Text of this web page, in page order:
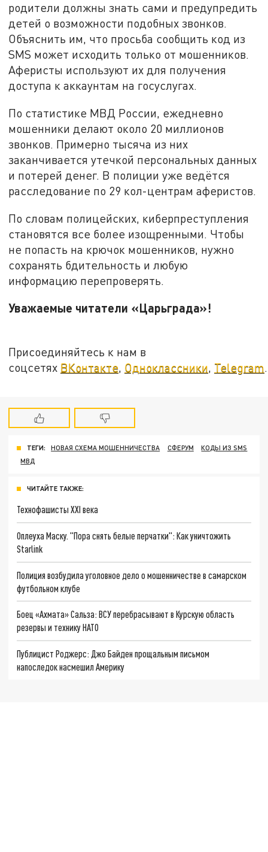
родители должны знать сами и предупредить
детей о возможности подобных звонков.
Объяснить им, что просьба сообщить код из
SMS может исходить только от мошенников.
Аферисты используют их для получения
доступа к аккаунтам на госуслугах.
По статистике МВД России, ежедневно
мошенники делают около 20 миллионов
звонков. Примерно тысяча из них
заканчивается утечкой персональных данных
и потерей денег. В полиции уже ведётся
расследование по 29 кол-центрам аферистов.
По словам полицейских, киберпреступления
становятся все более изощренными. Чтобы
не попасть на крючок мошенников, нужно
сохранять бдительность и любую
информацию перепроверять.
Уважаемые читатели «Царьграда»!
Присоединяйтесь к нам в
соцсетях ВКонтакте, Одноклассники, Telegram.
ТЕГИ: НОВАЯ СХЕМА МОШЕННИЧЕСТВА СФЕРУМ
КОДЫ ИЗ SMS
МВД
ЧИТАЙТЕ ТАКЖЕ:
Технофашисты XXI века
Оплеуха Маску. "Пора снять белые перчатки": Как уничтожить
Starlink
Полиция возбудила уголовное дело о мошенничестве в самарском
футбольном клубе
Боец «Ахмата» Сальза: ВСУ перебрасывают в Курскую область
резервы и технику НАТО
Публицист Роджерс: Джо Байден прощальным письмом
напоследок насмешил Америку